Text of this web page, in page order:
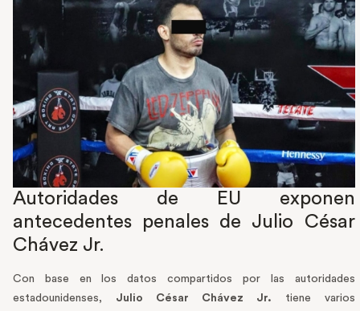
Autoridades de EU exponen
antecedentes penales de Julio César
Chávez Jr.
Con base en los datos compartidos por las autoridades
estadounidenses, Julio César Chávez Jr. tiene varios